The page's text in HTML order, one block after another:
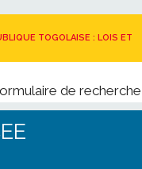
TOGOLAISE : LOIS ET
de recherche